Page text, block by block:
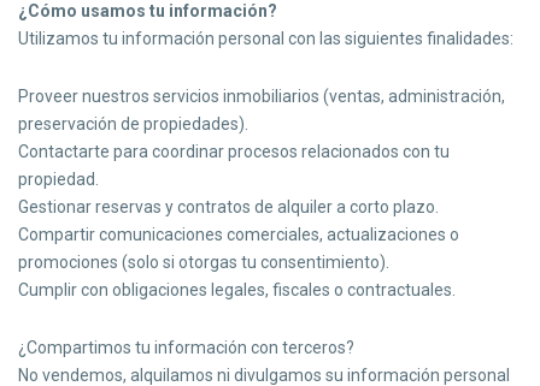
¿Cómo usamos tu información?
Utilizamos tu información personal con las siguientes finalidades:
Proveer nuestros servicios inmobiliarios (ventas, administración,
preservación de propiedades).
Contactarte para coordinar procesos relacionados con tu
propiedad.
Gestionar reservas y contratos de alquiler a corto plazo.
Compartir comunicaciones comerciales, actualizaciones o
promociones (solo si otorgas tu consentimiento).
Cumplir con obligaciones legales, fiscales o contractuales.
¿Compartimos tu información con terceros?
No vendemos, alquilamos ni divulgamos su información personal